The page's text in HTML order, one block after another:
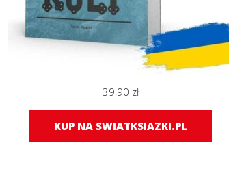
39,90 zł
KUP NA SWIATKSIAZKI.PL